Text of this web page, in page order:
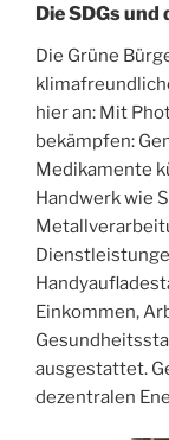
Die SDGs
Die Grüne
hier an: Mit
bekämpfen:
Medikamente
Handwerk wie
Einkommen,
ausgestattet.
dezentralen